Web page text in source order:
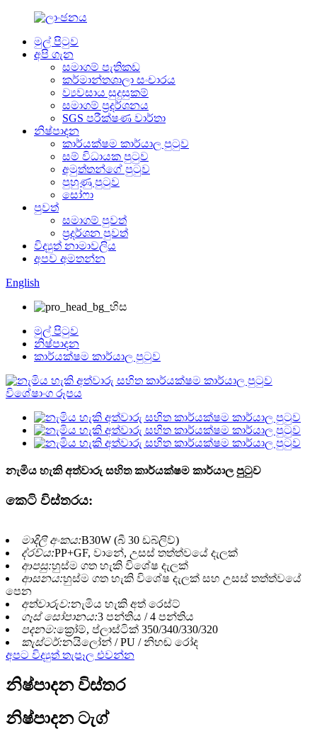
මුල් පිටුව
අපි ගැන
සමාගම් පැතිකඩ
කර්මාන්තශාලා සංචාරය
ව්‍යවසාය සුදුසුකම්
සමාගම් ප්‍රදර්ශනය
SGS පරීක්ෂණ වාර්තා
නිෂ්පාදන
කාර්යක්ෂම කාර්යාල පුටුව
සම් විධායක පුටුව
අමුත්තන්ගේ පුටුව
පුහුණු පුටුව
සෝෆා
පුවත්
සමාගම් පුවත්
ප්‍රදර්ශන පුවත්
විද්‍යුත් නාමාවලිය
අපව අමතන්න
English
මුල් පිටුව
නිෂ්පාදන
කාර්යක්ෂම කාර්යාල පුටුව
නැමිය හැකි අත්වාරු සහිත කාර්යක්ෂම කාර්යාල පුටුව
කෙටි විස්තරය:
මාදිලි අංකය:B30W (බී 30 ඩබ්ලිව්)
ද්රව්ය:PP+GF, වානේ, උසස් තත්ත්වයේ දැලක්
ආපසු:හුස්ම ගත හැකි විශේෂ දැලක්
ආසනය:හුස්ම ගත හැකි විශේෂ දැලක් සහ උසස් තත්ත්වයේ
පෙන
අත්වාරුව:නැමිය හැකි අත් රෙස්ට්
ගෑස් සෝපානය:3 පන්තිය / 4 පන්තිය
පදනම:ක්‍රෝම්, ප්ලාස්ටික් 350/340/330/320
කැස්ටර්:නයිලෝන් / PU / නිහඬ රෝද
අපට විද්‍යුත් තැපෑල එවන්න
නිෂ්පාදන විස්තර
නිෂ්පාදන ටැග්